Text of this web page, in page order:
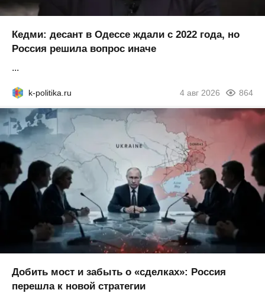
Кедми: десант в Одессе ждали с 2022 года, но
Россия решила вопрос иначе
...
k-politika.ru 4 авг 2026 864
Добить мост и забыть о «сделках»: Россия
перешла к новой стратегии